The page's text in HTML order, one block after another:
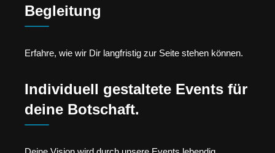
Begleitung
Erfahre, wie wir Dir langfristig zur Seite stehen können.
Individuell gestaltete Events für
deine Botschaft.